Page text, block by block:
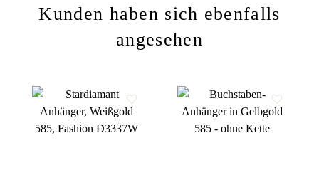
Kunden haben sich ebenfalls
angesehen
Zur
Wunschliste
Wunschliste